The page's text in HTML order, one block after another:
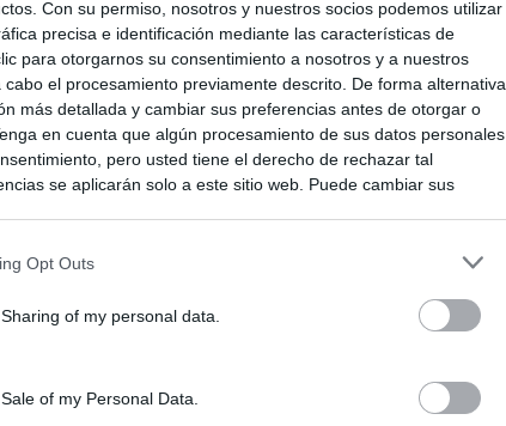
Con su permiso, nosotros y nuestros socios podemos utilizar
precisa e identificación mediante las características de
para otorgarnos su consentimiento a nosotros y a nuestros
el procesamiento previamente descrito. De forma alternativa,
más detallada y cambiar sus preferencias antes de otorgar o
en cuenta que algún procesamiento de sus datos personales
pero usted tiene el derecho de rechazar tal
se aplicarán solo a este sitio web. Puede cambiar sus
Opt Outs
of my personal data.
of my Personal Data.